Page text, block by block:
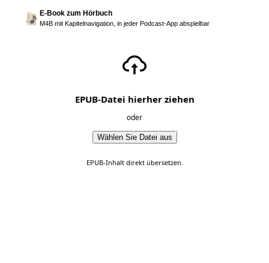
E-Book zum Hörbuch
M4B mit Kapitelnavigation, in jeder Podcast-App abspielbar
EPUB-Datei hierher ziehen
oder
Wählen Sie Datei aus
EPUB-Inhalt direkt übersetzen.